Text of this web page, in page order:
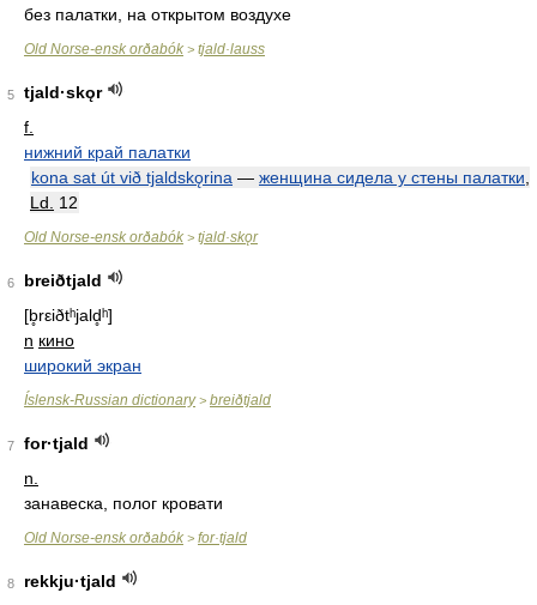
без палатки, на открытом воздухе
Old Norse-ensk orðabók > tjald·lauss
5
tjald·skǫr
f.
нижний край палатки
kona sat út við tjaldskǫrina — женщина сидела у стены палатки
Ld.
12
Old Norse-ensk orðabók > tjald·skǫr
6
breiðtjald
[b̥rεiðtʰjald̥ʰ]
n кино
широкий экран
Íslensk-Russian dictionary> breiðtjald
7
for·tjald
n.
занавеска, полог кровати
Old Norse-ensk orðabók > for·tjald
8
rekkju·tjald